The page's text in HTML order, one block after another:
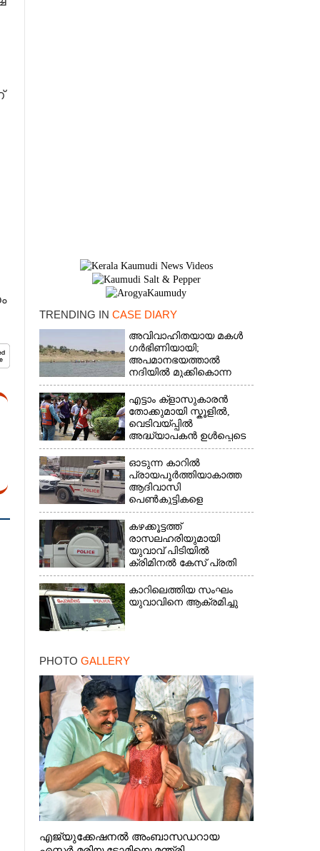
TRENDING IN CASE DIARY
അവിവാഹിതയായ മകൾ
ഗർഭിണിയായി;
അപമാനഭയത്താൽ
നദിയിൽ മുക്കികൊന്ന
പിതാവ് അറസ്റ്റിൽ
എട്ടാം ക്ളാസുകാരൻ
തോക്കുമായി സ്കൂളിൽ,
വെടിവയ്പ്പിൽ
അദ്ധ്യാപകൻ ഉൾപ്പെടെ
രണ്ടുമരണം; 15 പേർക്ക്
പരിക്ക്
ഓടുന്ന കാറിൽ
പ്രായപൂർത്തിയാകാത്ത
ആദിവാസി
പെൺകുട്ടികളെ
കൂട്ടബലാത്സംഗത്തിന്
ഇരയാക്കി; മൂന്ന് പേർ
പിടിയിൽ
കഴക്കൂട്ടത്ത്
രാസലഹരിയുമായി
യുവാവ് പിടിയിൽ
ക്രിമിനൽ കേസ് പ്രതി
ഓടി രക്ഷപ്പെട്ടു
കാറിലെത്തിയ സംഘം
യുവാവിനെ ആക്രമിച്ചു
PHOTO GALLERY
എജ്യുക്കേഷനൽ അംബാസഡറായ
×